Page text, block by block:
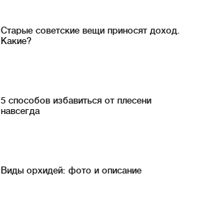
Старые советские вещи приносят доход.
Какие?
5 способов избавиться от плесени
навсегда
Виды орхидей: фото и описание